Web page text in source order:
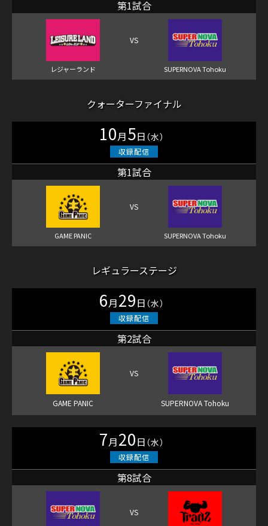
第1試合
クォーターファイナル
10月5日（水）
第1試合
レギュラーステージ
6月29日（水）
第2試合
7月20日（水）
第8試合